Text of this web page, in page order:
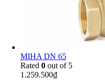
MIHA DN 65
Rated 0 out of 5
1.259.500₫